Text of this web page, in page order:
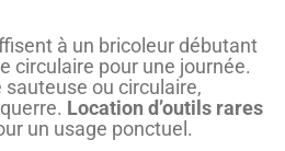
à un bricoleur débutant
circulaire pour une journée.
ou circulaire,
Location d’outils rares
un usage ponctuel.